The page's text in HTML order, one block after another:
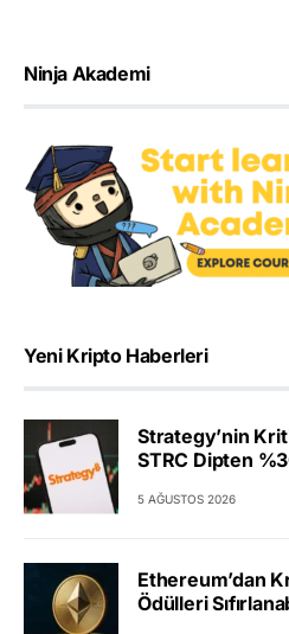
Ninja Akademi
Yeni Kripto Haberleri
Strategy’nin
STRC Dipten
5 AĞUSTOS 2026
Ethereum’dan
Ödülleri